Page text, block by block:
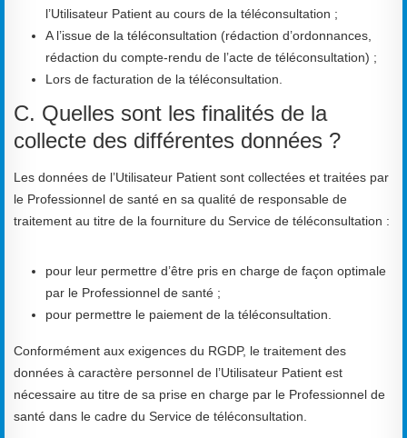
l’Utilisateur Patient au cours de la téléconsultation ;
A l’issue de la téléconsultation (rédaction d’ordonnances,
rédaction du compte-rendu de l’acte de téléconsultation) ;
Lors de facturation de la téléconsultation.
C. Quelles sont les finalités de la
collecte des différentes données ?
Les données de l’Utilisateur Patient sont collectées et traitées par
le Professionnel de santé en sa qualité de responsable de
traitement au titre de la fourniture du Service de téléconsultation :
pour leur permettre d’être pris en charge de façon optimale
par le Professionnel de santé ;
pour permettre le paiement de la téléconsultation.
Conformément aux exigences du RGDP, le traitement des
données à caractère personnel de l’Utilisateur Patient est
nécessaire au titre de sa prise en charge par le Professionnel de
santé dans le cadre du Service de téléconsultation.